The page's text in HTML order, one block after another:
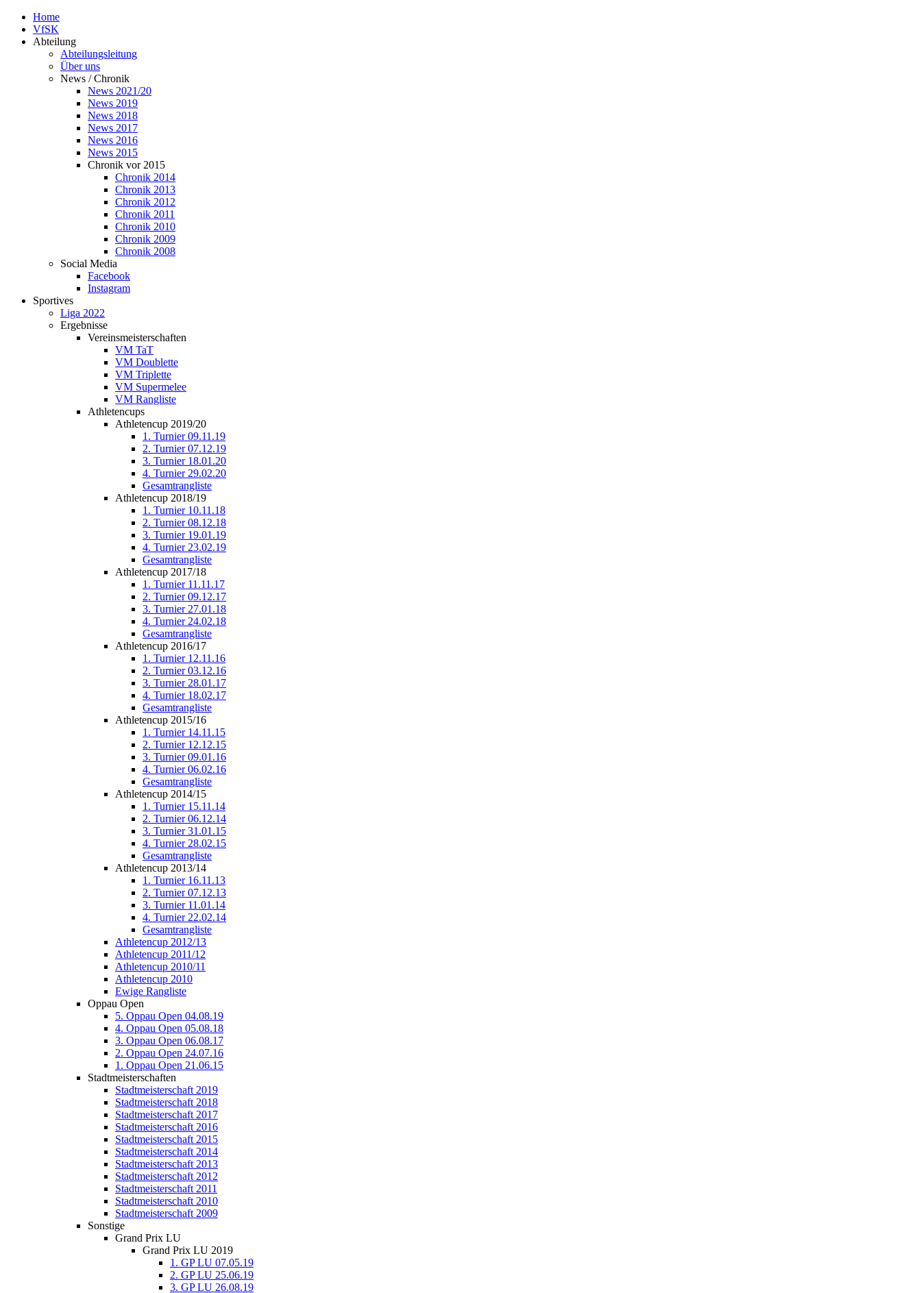
Home
VfSK
Abteilung
Abteilungsleitung
Über uns
News / Chronik
News 2021/20
News 2019
News 2018
News 2017
News 2016
News 2015
Chronik vor 2015
Chronik 2014
Chronik 2013
Chronik 2012
Chronik 2011
Chronik 2010
Chronik 2009
Chronik 2008
Social Media
Facebook
Instagram
Sportives
Liga 2022
Ergebnisse
Vereinsmeisterschaften
VM TaT
VM Doublette
VM Triplette
VM Supermelee
VM Rangliste
Athletencups
Athletencup 2019/20
1. Turnier 09.11.19
2. Turnier 07.12.19
3. Turnier 18.01.20
4. Turnier 29.02.20
Gesamtrangliste
Athletencup 2018/19
1. Turnier 10.11.18
2. Turnier 08.12.18
3. Turnier 19.01.19
4. Turnier 23.02.19
Gesamtrangliste
Athletencup 2017/18
1. Turnier 11.11.17
2. Turnier 09.12.17
3. Turnier 27.01.18
4. Turnier 24.02.18
Gesamtrangliste
Athletencup 2016/17
1. Turnier 12.11.16
2. Turnier 03.12.16
3. Turnier 28.01.17
4. Turnier 18.02.17
Gesamtrangliste
Athletencup 2015/16
1. Turnier 14.11.15
2. Turnier 12.12.15
3. Turnier 09.01.16
4. Turnier 06.02.16
Gesamtrangliste
Athletencup 2014/15
1. Turnier 15.11.14
2. Turnier 06.12.14
3. Turnier 31.01.15
4. Turnier 28.02.15
Gesamtrangliste
Athletencup 2013/14
1. Turnier 16.11.13
2. Turnier 07.12.13
3. Turnier 11.01.14
4. Turnier 22.02.14
Gesamtrangliste
Athletencup 2012/13
Athletencup 2011/12
Athletencup 2010/11
Athletencup 2010
Ewige Rangliste
Oppau Open
5. Oppau Open 04.08.19
4. Oppau Open 05.08.18
3. Oppau Open 06.08.17
2. Oppau Open 24.07.16
1. Oppau Open 21.06.15
Stadtmeisterschaften
Stadtmeisterschaft 2019
Stadtmeisterschaft 2018
Stadtmeisterschaft 2017
Stadtmeisterschaft 2016
Stadtmeisterschaft 2015
Stadtmeisterschaft 2014
Stadtmeisterschaft 2013
Stadtmeisterschaft 2012
Stadtmeisterschaft 2011
Stadtmeisterschaft 2010
Stadtmeisterschaft 2009
Sonstige
Grand Prix LU
Grand Prix LU 2019
1. GP LU 07.05.19
2. GP LU 25.06.19
3. GP LU 26.08.19